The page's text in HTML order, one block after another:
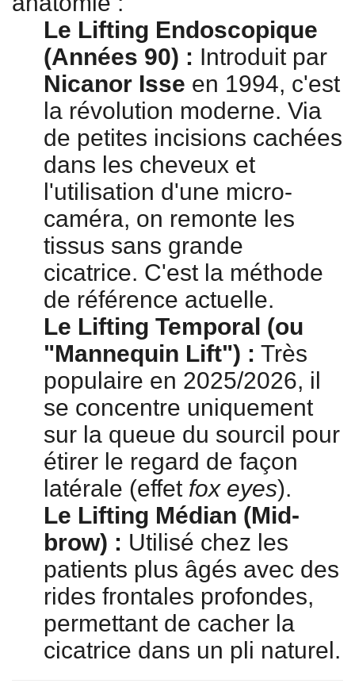
Le Lifting Endoscopique
(Années 90) : Introduit par
Nicanor Isse en 1994, c'est
la révolution moderne. Via
de petites incisions cachées
dans les cheveux et
l'utilisation d'une micro-
caméra, on remonte les
tissus sans grande
cicatrice. C'est la méthode
de référence actuelle.
Le Lifting Temporal (ou
"Mannequin Lift") : Très
populaire en 2025/2026, il
se concentre uniquement
sur la queue du sourcil pour
étirer le regard de façon
latérale (effet fox eyes).
Le Lifting Médian (Mid-
brow) : Utilisé chez les
patients plus âgés avec des
rides frontales profondes,
permettant de cacher la
cicatrice dans un pli naturel.